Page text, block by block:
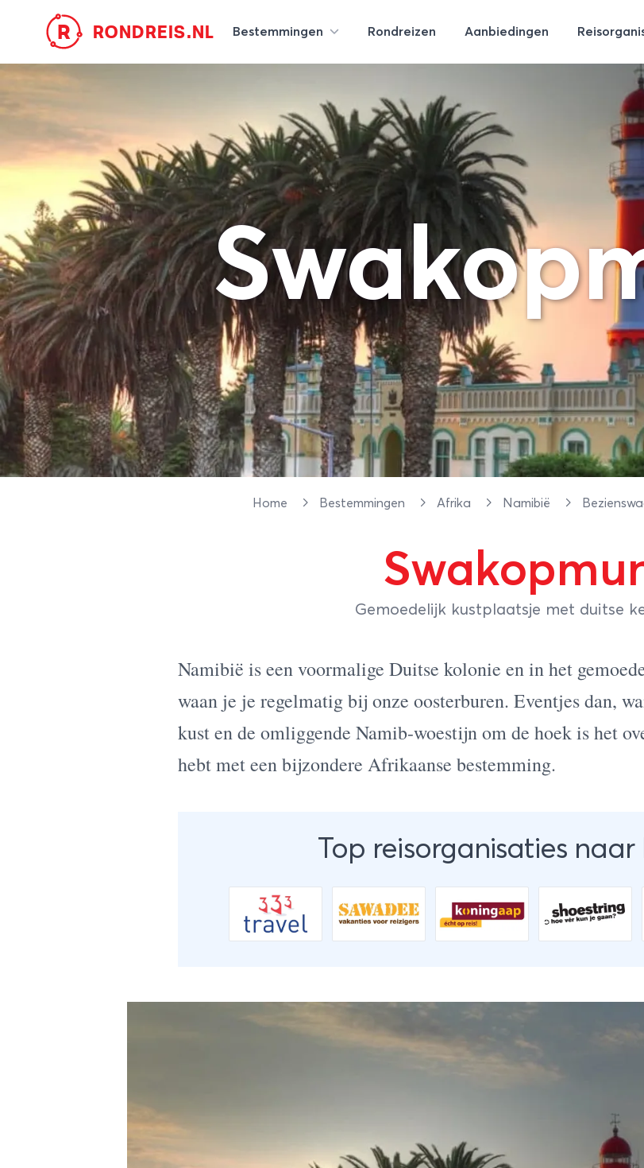
R RONDREIS.NL Bestemmingen Rondreizen Aanbiedingen
Home Bestemmingen Afrika Namibië
Gemoedelijk kustplaatsje met duitse
Namibië is een voormalige Duitse kolonie en in het
waan je je regelmatig bij onze oosterburen. Eventjes dan,
kust en de omliggende Namib-woestijn om de hoek is het
hebt met een bijzondere Afrikaanse bestemming.
Top reisorganisaties